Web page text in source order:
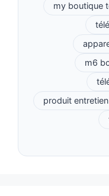
my boutique
m6
produit